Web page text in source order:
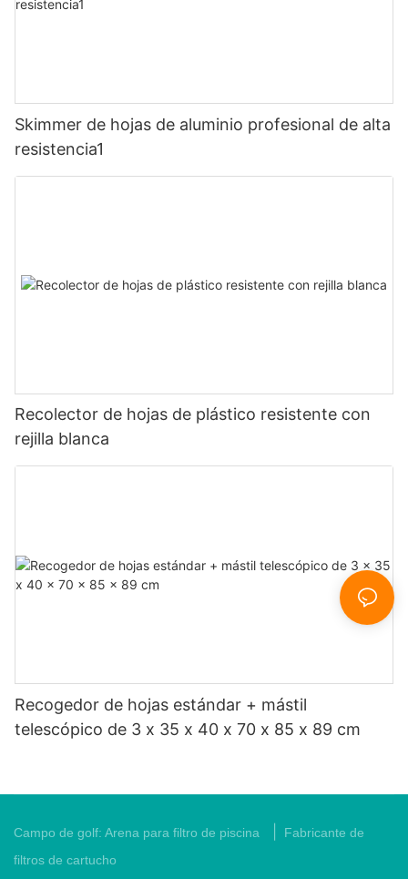
Skimmer de hojas de aluminio profesional de alta
resistencia1
Recolector de hojas de plástico resistente con
rejilla blanca
Recogedor de hojas estándar + mástil
telescópico de 3 x 35 x 40 x 70 x 85 x 89 cm
Campo de golf: Arena para filtro de piscina
Fabricante de
filtros de cartucho